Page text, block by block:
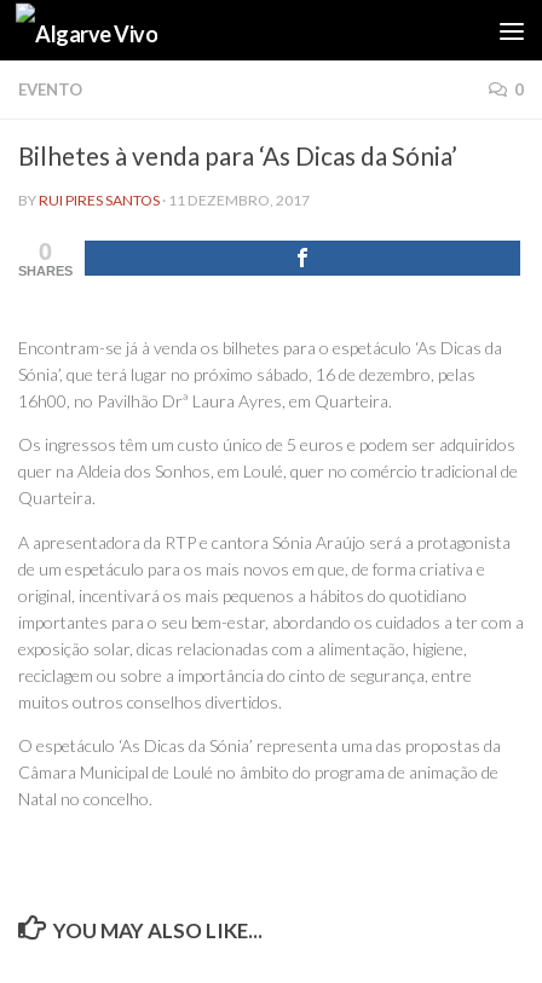
Skip to content
EVENTO 0
Bilhetes à venda para ‘As Dicas da Sónia’
BYRUI PIRES SANTOS · 11 DEZEMBRO, 2017
0
SHARES
Encontram-se já à venda os bilhetes para o espetáculo ‘As Dicas da
Sónia’, que terá lugar no próximo sábado, 16 de dezembro, pelas
16h00, no Pavilhão Drª Laura Ayres, em Quarteira.
Os ingressos têm um custo único de 5 euros e podem ser adquiridos
quer na Aldeia dos Sonhos, em Loulé, quer no comércio tradicional de
Quarteira.
A apresentadora da RTP e cantora Sónia Araújo será a protagonista
de um espetáculo para os mais novos em que, de forma criativa e
original, incentivará os mais pequenos a hábitos do quotidiano
importantes para o seu bem-estar, abordando os cuidados a ter com a
exposição solar, dicas relacionadas com a alimentação, higiene,
reciclagem ou sobre a importância do cinto de segurança, entre
muitos outros conselhos divertidos.
O espetáculo ‘As Dicas da Sónia’ representa uma das propostas da
Câmara Municipal de Loulé no âmbito do programa de animação de
Natal no concelho.
YOU MAY ALSO LIKE...